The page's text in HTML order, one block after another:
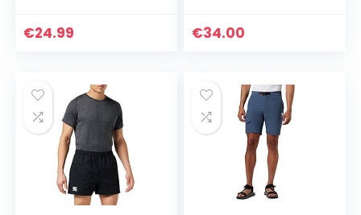
€24.99 €34.00